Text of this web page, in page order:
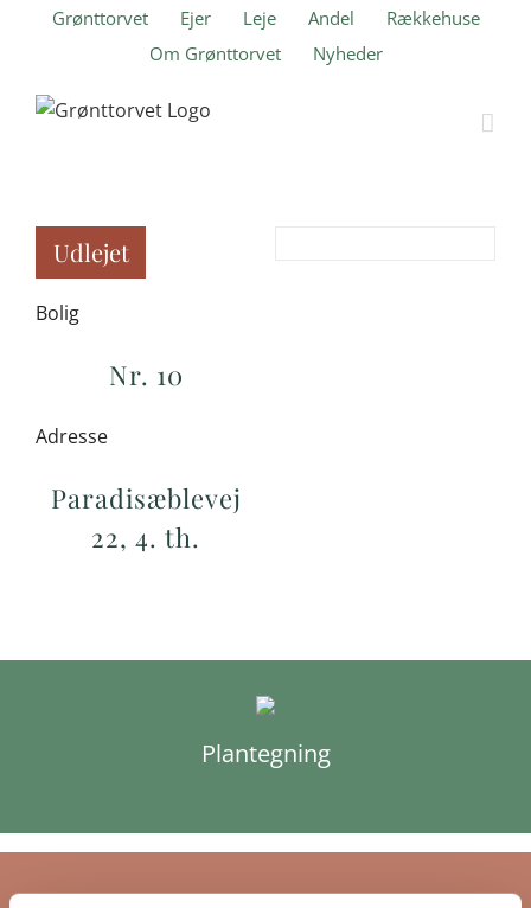
Grønttorvet Ejer Leje Andel
Rækkehuse
Om Grønttorvet
Nyheder
Udlejet
Bolig
Nr. 10
Adresse
Paradisæblevej
22, 4. th.
Plantegning